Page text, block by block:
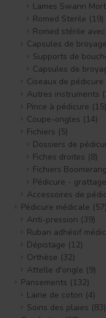
Lames Swann
Romed Sterile (19)
Romed stérile
Capsules de broyage
Supports de
Capsules de
Ciseaux de pédicure
Autres instruments
Pince à pédicure (15)
Coupe-ongles (14)
Fichiers (5)
Dossiers de
Fiches droites (8)
Fichiers Boomerang
Pédicure -
Accessoires de
Pédicure médicale (57)
Anti-pression (39)
Ruban adhésif
Dépistage (12)
Orthèse (32)
Attelle d'ongle (9)
Pansements (132)
Laine de coton (4)
Soins des plaies (83)